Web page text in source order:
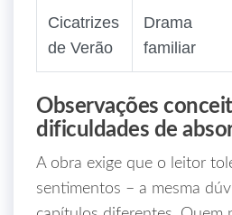
Cicatrizes
de Verão
Drama
familiar
Observações
dificuldades de
A obra exige que o leitor
sentimentos – a mesma